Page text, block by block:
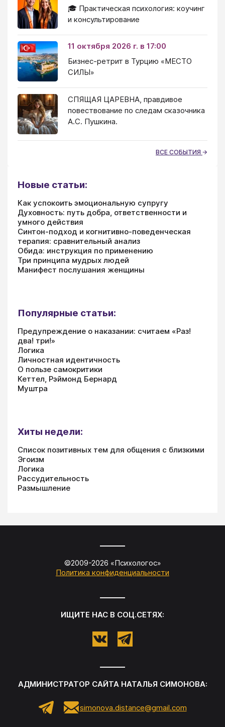
🎓 Практическая психология: коучинг
и консультирование
11 октября 2026 г. в 17:00
Бизнес-ретрит в Турцию «МЕСТО
СИЛЫ»
СПЯЩАЯ ЦАРЕВНА, правдивое
повествование по следам сказочника
А.С. Пушкина.
ВСЕ СОБЫТИЯ
Новые статьи:
Как успокоить эмоциональную супругу
Духовность: путь добра, ответственности и
умного действия
Синтон-подход и когнитивно-поведенческая
терапия: сравнительный анализ
Обида: инструкция по применению
Три принципа мудрых людей
Манифест послушания женщины
Популярные статьи:
Предупреждение о наказании: считаем «Раз!
два! три!»
Логика
Личностная идентичность
О пользе самокритики
Кеттел, Рэймонд Бернард
Муштра
Хиты недели:
Список позитивных тем для общения с близкими
Эгоизм
Логика
Рассудительность
Размышление
©2009-2026 «Психологос»
Политика конфиденциальности
ИЩИТЕ НАС В СОЦ.СЕТЯХ:
АДМИНИСТРАТОР САЙТА НАТАЛЬЯ СИМОНОВА:
simonova.distance@gmail.com